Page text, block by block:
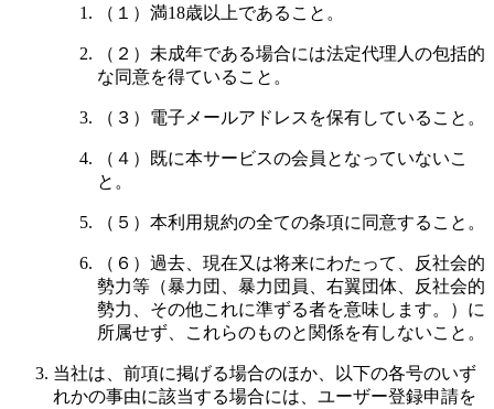
（１）満18歳以上であること。
（２）未成年である場合には法定代理人の包括的
な同意を得ていること。
（３）電子メールアドレスを保有していること。
（４）既に本サービスの会員となっていないこ
と。
（５）本利用規約の全ての条項に同意すること。
（６）過去、現在又は将来にわたって、反社会的
勢力等（暴力団、暴力団員、右翼団体、反社会的
勢力、その他これに準ずる者を意味します。）に
所属せず、これらのものと関係を有しないこと。
当社は、前項に掲げる場合のほか、以下の各号のいず
れかの事由に該当する場合には、ユーザー登録申請を